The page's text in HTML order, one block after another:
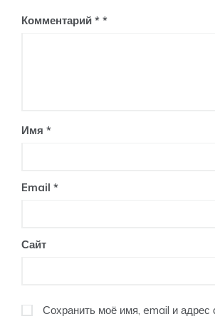
Комментарий *
Имя *
Email *
Сайт
Сохранить моё имя, email и адрес